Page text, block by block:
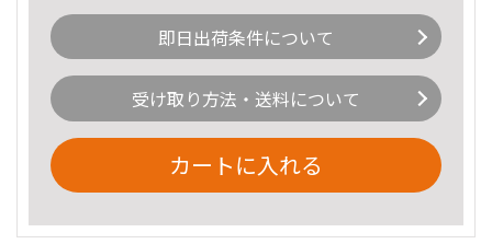
即日出荷条件について
受け取り方法・送料について
カートに入れる